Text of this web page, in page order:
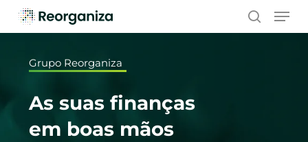
Skip
search
Grupo Reorganiza
As suas finanças
em boas mãos